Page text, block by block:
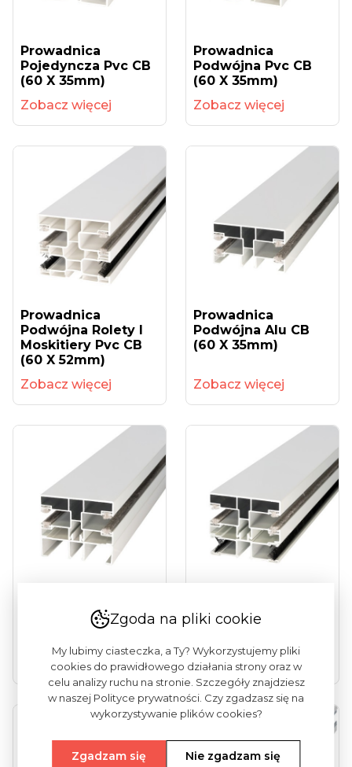
Prowadnica
Pojedyncza Pvc CB
(60 X 35mm)
Zobacz więcej
Prowadnica
Podwójna Pvc CB
(60 X 35mm)
Zobacz więcej
Prowadnica
Podwójna Rolety I
Moskitiery Pvc CB
(60 X 52mm)
Zobacz więcej
Prowadnica
Podwójna Alu CB
(60 X 35mm)
Zobacz więcej
Dystansowa Alu CB
Zobacz więcej
Podwójna Rolety I
Moskitiery Alu CB
Zobacz więcej
Zgoda na pliki cookie
My lubimy ciasteczka, a Ty? Wykorzystujemy pliki
cookies do prawidłowego działania strony oraz w
celu analizy ruchu na stronie. Szczegóły znajdziesz
w naszej Polityce prywatności. Czy zgadzasz się na
wykorzystywanie plików cookies?
Zgadzam się Nie zgadzam się